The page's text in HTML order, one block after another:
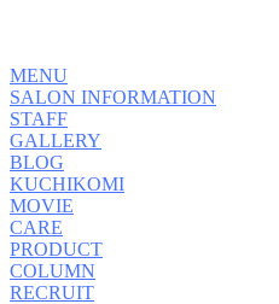
MENU
SALON INFORMATION
STAFF
GALLERY
BLOG
KUCHIKOMI
MOVIE
CARE
PRODUCT
COLUMN
RECRUIT